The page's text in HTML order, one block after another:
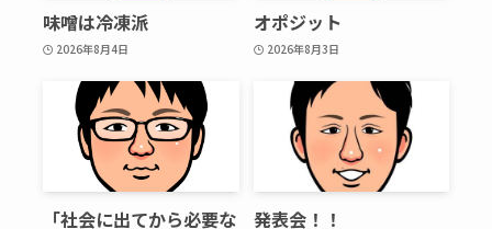
味噌は冷凍派
2026年8月4日
オポジット
2026年8月3日
「社会に出てから必要な
発表会！！